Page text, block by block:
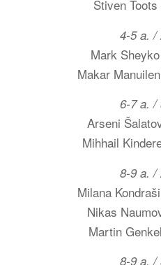
Stiven
4-5 a. /
Mark
Makar
6-7 a. /
Arseni
Mihhail
8-9 a. /
Milana
Nikas
Martin
8-9 a. /